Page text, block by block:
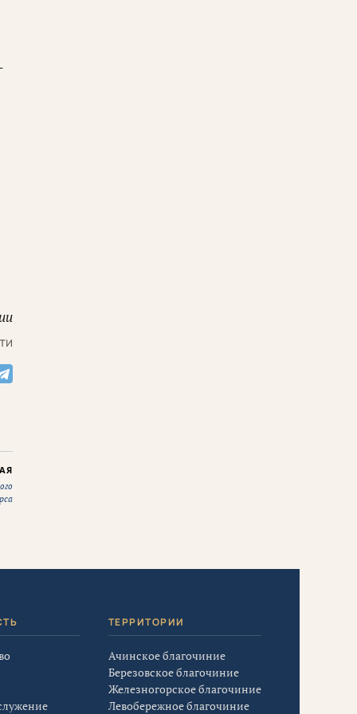
ТЕРРИТОРИИ
Ачинское благочиние
Березовское благочиние
Железногорское благочиние
Левобережное благочиние